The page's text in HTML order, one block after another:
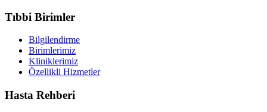
Tıbbi Birimler
Bilgilendirme
Birimlerimiz
Kliniklerimiz
Özellikli Hizmetler
Hasta Rehberi